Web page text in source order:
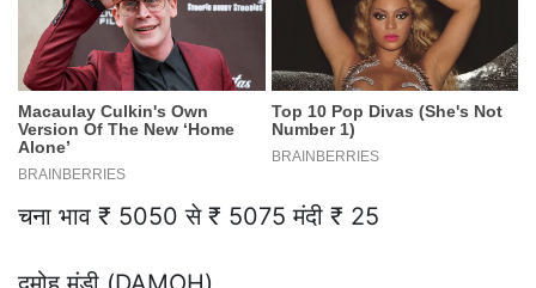
चना भाव ₹ 5050 से ₹ 5075 मंदी ₹ 25